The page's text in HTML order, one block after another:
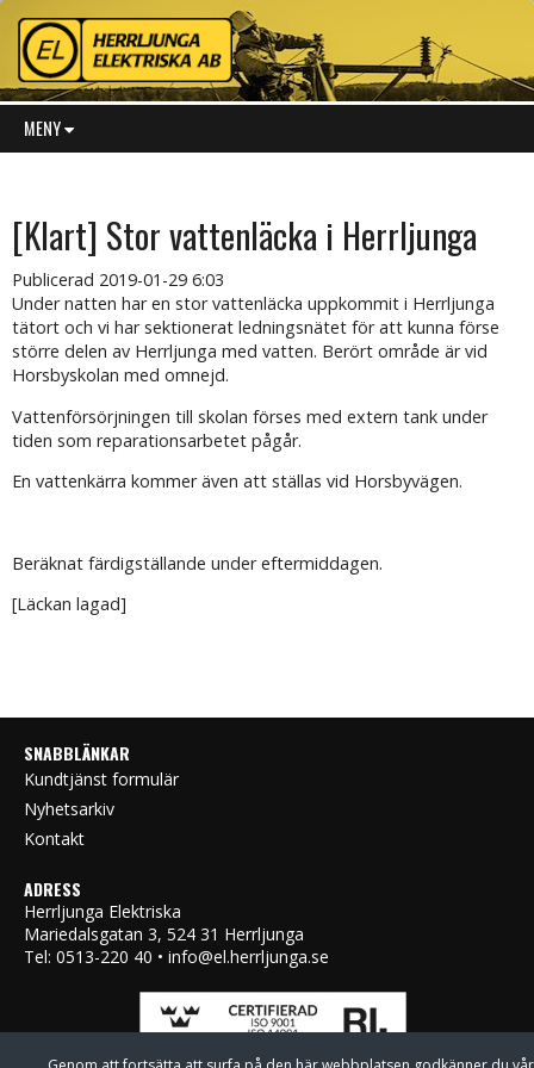
MENY
[Klart] Stor vattenläcka i Herrljunga
Publicerad 2019-01-29 6:03
Under natten har en stor vattenläcka uppkommit i Herrljunga
tätort och vi har sektionerat ledningsnätet för att kunna förse
större delen av Herrljunga med vatten. Berört område är vid
Horsbyskolan med omnejd.
Vattenförsörjningen till skolan förses med extern tank under
tiden som reparationsarbetet pågår.
En vattenkärra kommer även att ställas vid Horsbyvägen.
Beräknat färdigställande under eftermiddagen.
[Läckan lagad]
SNABBLÄNKAR
Kundtjänst formulär
Nyhetsarkiv
Kontakt
ADRESS
Herrljunga Elektriska
Mariedalsgatan 3, 524 31 Herrljunga
Tel: 0513-220 40 • info@el.herrljunga.se